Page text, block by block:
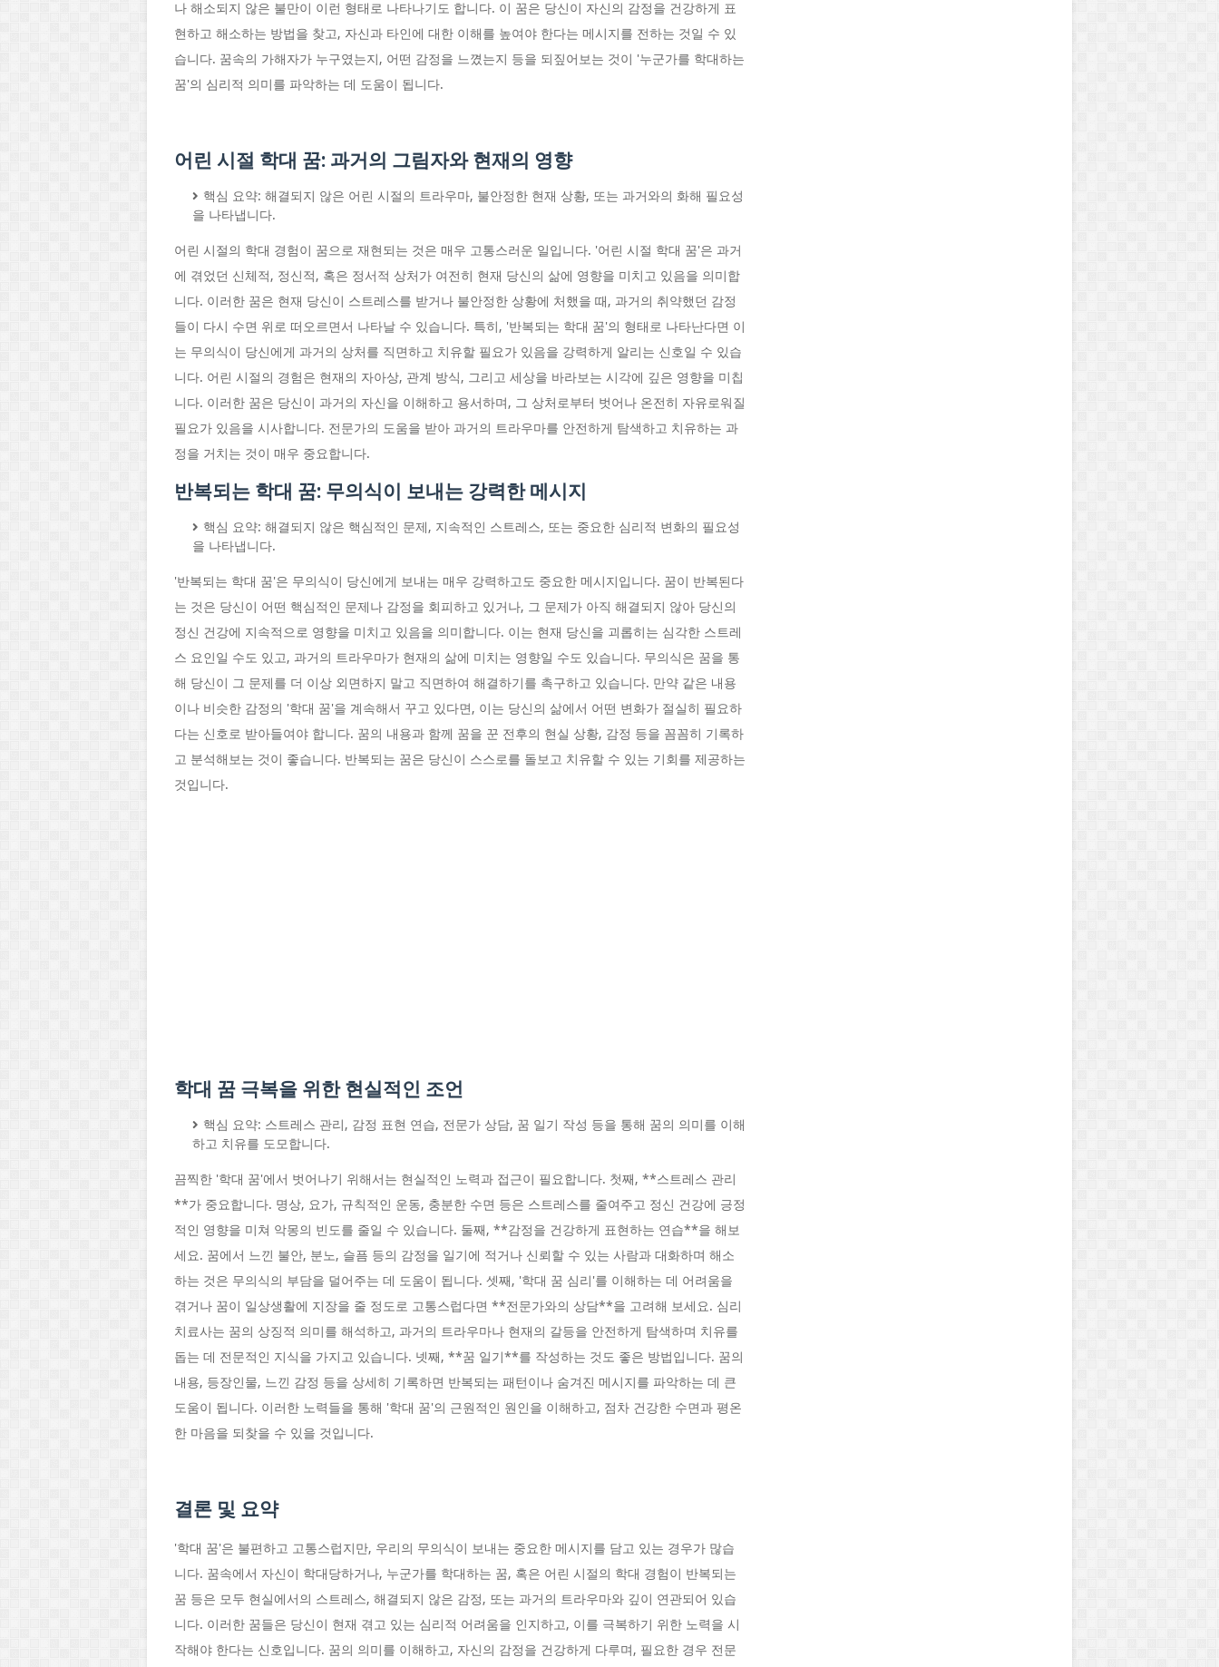
나 해소되지 않은 불만이 이런 형태로 나타나기도 합니다. 이 꿈은 당신이 자신의 감정을 건강하게 표
현하고 해소하는 방법을 찾고, 자신과 타인에 대한 이해를 높여야 한다는 메시지를 전하는 것일 수 있
습니다. 꿈속의 가해자가 누구였는지, 어떤 감정을 느꼈는지 등을 되짚어보는 것이 '누군가를 학대하는
꿈'의 심리적 의미를 파악하는 데 도움이 됩니다.
어린 시절 학대 꿈: 과거의 그림자와 현재의 영향
핵심 요약: 해결되지 않은 어린 시절의 트라우마, 불안정한 현재 상황, 또는 과거와의 화해 필요성
을 나타냅니다.
어린 시절의 학대 경험이 꿈으로 재현되는 것은 매우 고통스러운 일입니다. '어린 시절 학대 꿈'은 과거
에 겪었던 신체적, 정신적, 혹은 정서적 상처가 여전히 현재 당신의 삶에 영향을 미치고 있음을 의미합
니다. 이러한 꿈은 현재 당신이 스트레스를 받거나 불안정한 상황에 처했을 때, 과거의 취약했던 감정
들이 다시 수면 위로 떠오르면서 나타날 수 있습니다. 특히, '반복되는 학대 꿈'의 형태로 나타난다면 이
는 무의식이 당신에게 과거의 상처를 직면하고 치유할 필요가 있음을 강력하게 알리는 신호일 수 있습
니다. 어린 시절의 경험은 현재의 자아상, 관계 방식, 그리고 세상을 바라보는 시각에 깊은 영향을 미칩
니다. 이러한 꿈은 당신이 과거의 자신을 이해하고 용서하며, 그 상처로부터 벗어나 온전히 자유로워질
필요가 있음을 시사합니다. 전문가의 도움을 받아 과거의 트라우마를 안전하게 탐색하고 치유하는 과
정을 거치는 것이 매우 중요합니다.
반복되는 학대 꿈: 무의식이 보내는 강력한 메시지
핵심 요약: 해결되지 않은 핵심적인 문제, 지속적인 스트레스, 또는 중요한 심리적 변화의 필요성
을 나타냅니다.
'반복되는 학대 꿈'은 무의식이 당신에게 보내는 매우 강력하고도 중요한 메시지입니다. 꿈이 반복된다
는 것은 당신이 어떤 핵심적인 문제나 감정을 회피하고 있거나, 그 문제가 아직 해결되지 않아 당신의
정신 건강에 지속적으로 영향을 미치고 있음을 의미합니다. 이는 현재 당신을 괴롭히는 심각한 스트레
스 요인일 수도 있고, 과거의 트라우마가 현재의 삶에 미치는 영향일 수도 있습니다. 무의식은 꿈을 통
해 당신이 그 문제를 더 이상 외면하지 말고 직면하여 해결하기를 촉구하고 있습니다. 만약 같은 내용
이나 비슷한 감정의 '학대 꿈'을 계속해서 꾸고 있다면, 이는 당신의 삶에서 어떤 변화가 절실히 필요하
다는 신호로 받아들여야 합니다. 꿈의 내용과 함께 꿈을 꾼 전후의 현실 상황, 감정 등을 꼼꼼히 기록하
고 분석해보는 것이 좋습니다. 반복되는 꿈은 당신이 스스로를 돌보고 치유할 수 있는 기회를 제공하는
것입니다.
학대 꿈 극복을 위한 현실적인 조언
핵심 요약: 스트레스 관리, 감정 표현 연습, 전문가 상담, 꿈 일기 작성 등을 통해 꿈의 의미를 이해
하고 치유를 도모합니다.
끔찍한 '학대 꿈'에서 벗어나기 위해서는 현실적인 노력과 접근이 필요합니다. 첫째, **스트레스 관리
**가 중요합니다. 명상, 요가, 규칙적인 운동, 충분한 수면 등은 스트레스를 줄여주고 정신 건강에 긍정
적인 영향을 미쳐 악몽의 빈도를 줄일 수 있습니다. 둘째, **감정을 건강하게 표현하는 연습**을 해보
세요. 꿈에서 느낀 불안, 분노, 슬픔 등의 감정을 일기에 적거나 신뢰할 수 있는 사람과 대화하며 해소
하는 것은 무의식의 부담을 덜어주는 데 도움이 됩니다. 셋째, '학대 꿈 심리'를 이해하는 데 어려움을
겪거나 꿈이 일상생활에 지장을 줄 정도로 고통스럽다면 **전문가와의 상담**을 고려해 보세요. 심리
치료사는 꿈의 상징적 의미를 해석하고, 과거의 트라우마나 현재의 갈등을 안전하게 탐색하며 치유를
돕는 데 전문적인 지식을 가지고 있습니다. 넷째, **꿈 일기**를 작성하는 것도 좋은 방법입니다. 꿈의
내용, 등장인물, 느낀 감정 등을 상세히 기록하면 반복되는 패턴이나 숨겨진 메시지를 파악하는 데 큰
도움이 됩니다. 이러한 노력들을 통해 '학대 꿈'의 근원적인 원인을 이해하고, 점차 건강한 수면과 평온
한 마음을 되찾을 수 있을 것입니다.
결론 및 요약
'학대 꿈'은 불편하고 고통스럽지만, 우리의 무의식이 보내는 중요한 메시지를 담고 있는 경우가 많습
니다. 꿈속에서 자신이 학대당하거나, 누군가를 학대하는 꿈, 혹은 어린 시절의 학대 경험이 반복되는
꿈 등은 모두 현실에서의 스트레스, 해결되지 않은 감정, 또는 과거의 트라우마와 깊이 연관되어 있습
니다. 이러한 꿈들은 당신이 현재 겪고 있는 심리적 어려움을 인지하고, 이를 극복하기 위한 노력을 시
작해야 한다는 신호입니다. 꿈의 의미를 이해하고, 자신의 감정을 건강하게 다루며, 필요한 경우 전문